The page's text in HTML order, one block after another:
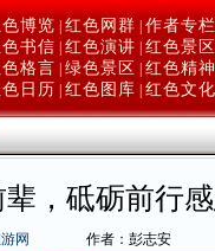
博览 红色网群 作者专栏
书信 红色演讲 红色景区
格言 绿色景区
红色精神
日历 红色图库 红色文化
，砥砺前行
网
作者：彭志安